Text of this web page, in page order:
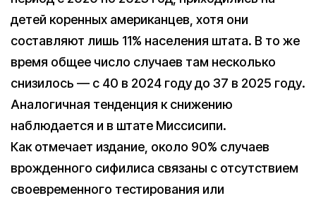
детей коренных американцев, хотя они
составляют лишь 11% населения штата. В то же
время общее число случаев там несколько
снизилось — с 40 в 2024 году до 37 в 2025 году.
Аналогичная тенденция к снижению
наблюдается и в штате Миссисипи.
Как отмечает издание, около 90% случаев
врожденного сифилиса связаны с отсутствием
своевременного тестирования или